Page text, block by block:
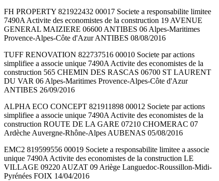
FH PROPERTY 821922432 00017 Societe a responsabilite limitee
7490A Activite des economistes de la construction 19 AVENUE
GENERAL MAIZIERE 06600 ANTIBES 06 Alpes-Maritimes
Provence-Alpes-Côte d'Azur ANTIBES 08/08/2016
TUFF RENOVATION 822737516 00010 Societe par actions
simplifiee a associe unique 7490A Activite des economistes de la
construction 565 CHEMIN DES RASCAS 06700 ST LAURENT
DU VAR 06 Alpes-Maritimes Provence-Alpes-Côte d'Azur
ANTIBES 26/09/2016
ALPHA ECO CONCEPT 821911898 00012 Societe par actions
simplifiee a associe unique 7490A Activite des economistes de la
construction ROUTE DE LA GARE 07210 CHOMERAC 07
Ardèche Auvergne-Rhône-Alpes AUBENAS 05/08/2016
EMC2 819599556 00019 Societe a responsabilite limitee a associe
unique 7490A Activite des economistes de la construction LE
VILLAGE 09220 AUZAT 09 Ariège Languedoc-Roussillon-Midi-
Pyrénées FOIX 14/04/2016